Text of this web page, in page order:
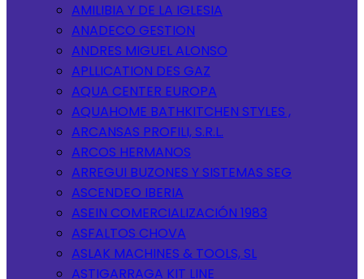
AMILIBIA Y DE LA IGLESIA
ANADECO GESTION
ANDRES MIGUEL ALONSO
APLLICATION DES GAZ
AQUA CENTER EUROPA
AQUAHOME BATHKITCHEN STYLES ,
ARCANSAS PROFILI, S.R.L.
ARCOS HERMANOS
ARREGUI BUZONES Y SISTEMAS SEG
ASCENDEO IBERIA
ASEIN COMERCIALIZACIÓN 1983
ASFALTOS CHOVA
ASLAK MACHINES & TOOLS, SL
ASTIGARRAGA KIT LINE